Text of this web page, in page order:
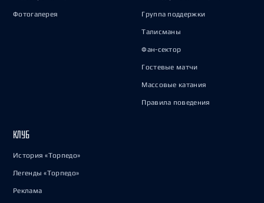
Фотогалерея Группа поддержки
Талисманы
Фан-сектор
Гостевые матчи
Массовые катания
Правила поведения
КЛУБ
История «Торпедо»
Легенды «Торпедо»
Реклама